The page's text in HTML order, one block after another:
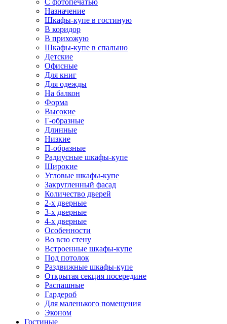
С фотопечатью
Назначение
Шкафы-купе в гостиную
В коридор
В прихожую
Шкафы-купе в спальню
Детские
Офисные
Для книг
Для одежды
На балкон
Форма
Высокие
Г-образные
Длинные
Низкие
П-образные
Радиусные шкафы-купе
Широкие
Угловые шкафы-купе
Закругленный фасад
Количество дверей
2-х дверные
3-х дверные
4-х дверные
Особенности
Во всю стену
Встроенные шкафы-купе
Под потолок
Раздвижные шкафы-купе
Открытая секция посередине
Распашные
Гардероб
Для маленького помещения
Эконом
Гостиные